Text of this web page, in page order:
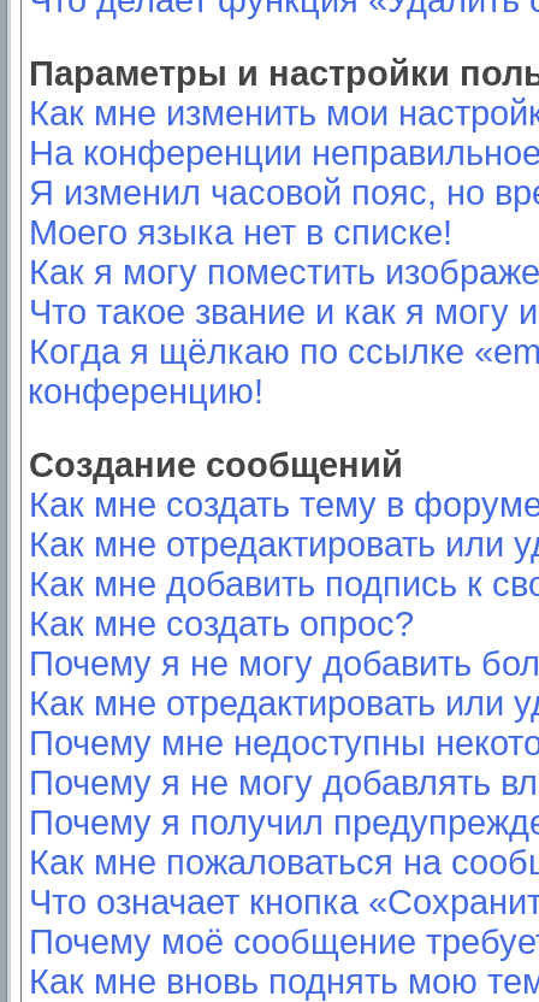
Параметры и настройки
Как мне изменить мои
На конференции
Я изменил часовой пояс, но
Моего языка нет в списке!
Как я могу поместить
Что такое звание и как я могу
Когда я щёлкаю по ссылке
конференцию!
Создание сообщений
Как мне создать тему в
Как мне отредактировать или
Как мне добавить подпись к
Как мне создать опрос?
Почему я не могу добавить
Как мне отредактировать или
Почему мне недоступны
Почему я не могу добавлять
Почему я получил
Как мне пожаловаться на
Что означает кнопка
Почему моё сообщение
Как мне вновь поднять мою